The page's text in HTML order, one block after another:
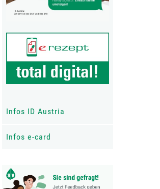
Infos ID Austria
Infos e-card